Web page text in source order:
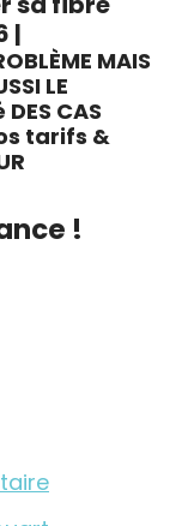
|
MAIS
LE
DES CAS
tarifs &
!